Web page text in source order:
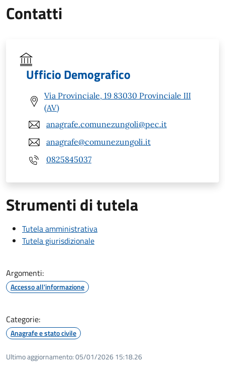
Contatti
Ufficio Demografico
Via Provinciale, 19 83030 Provinciale III
(AV)
anagrafe.comunezungoli@pec.it
anagrafe@comunezungoli.it
0825845037
Strumenti di tutela
Tutela amministrativa
Tutela giurisdizionale
Argomenti:
Accesso all'informazione
Categorie:
Anagrafe e stato civile
Ultimo aggiornamento:05/01/2026 15:18.26